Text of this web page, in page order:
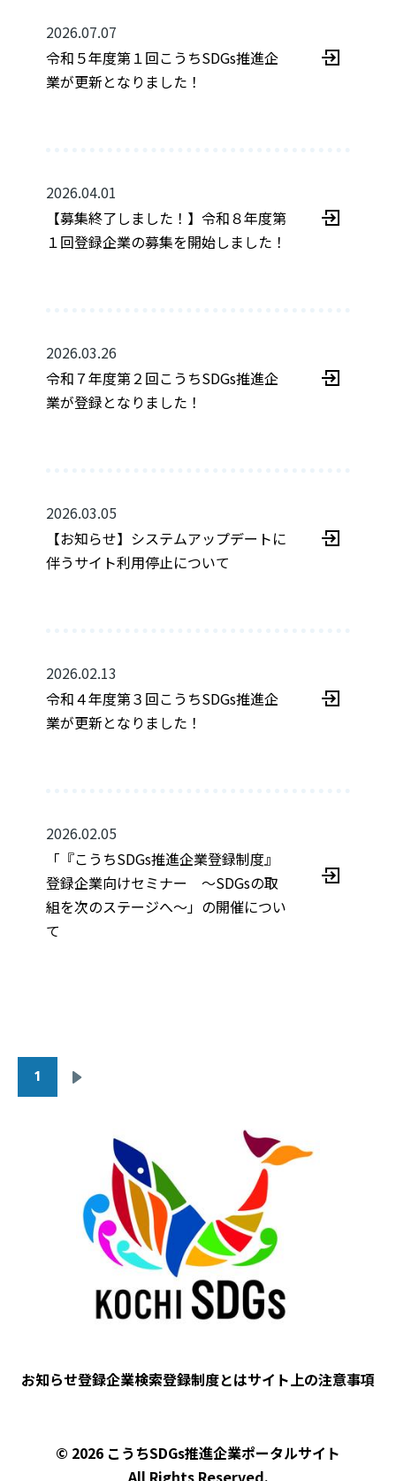
2026.07.07
令和５年度第１回こうちSDGs推進企
業が更新となりました！
2026.04.01
【募集終了しました！】令和８年度第
１回登録企業の募集を開始しました！
2026.03.26
令和７年度第２回こうちSDGs推進企
業が登録となりました！
2026.03.05
【お知らせ】システムアップデートに
伴うサイト利用停止について
2026.02.13
令和４年度第３回こうちSDGs推進企
業が更新となりました！
2026.02.05
「『こうちSDGs推進企業登録制度』
登録企業向けセミナー ～SDGsの取
組を次のステージへ～」の開催につい
て
1
お知らせ登録企業検索登録制度とはサイト上の注意事項
© 2026 こうちSDGs推進企業ポータルサイト
All Rights Reserved.